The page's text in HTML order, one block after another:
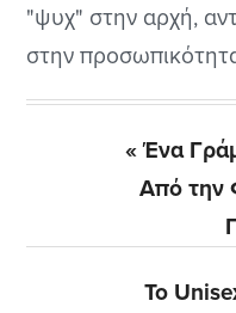
"ψυχ" στην αρχή,
στην
Previous
Post:
« Ένα
Από την
Next
Το